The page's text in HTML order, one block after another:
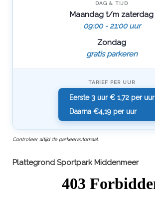
DAG & TIJD
Maandag t/m zaterdag
09:00 - 21:00 uur
Zondag
gratis parkeren
TARIEF PER UUR
Eerste 3 uur€ 1,72 per uur
Daarna €4,19 per uur
Controleer altijd de parkeerautomaat.
Plattegrond Sportpark Middenmeer